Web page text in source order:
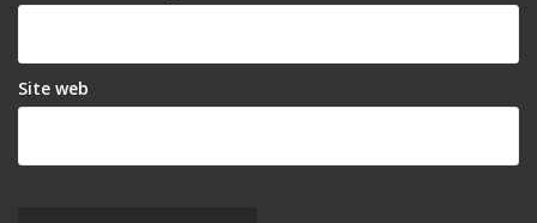
Site web